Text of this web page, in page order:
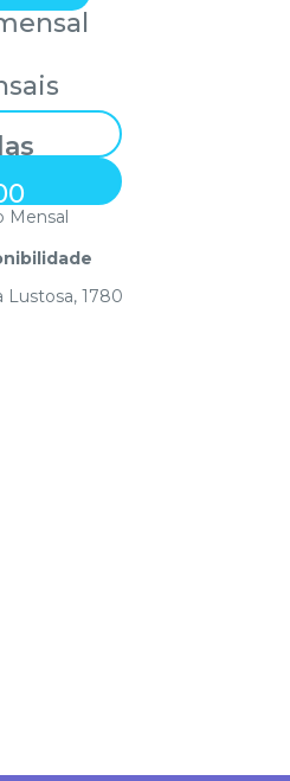
Mensal
Lustosa, 1780